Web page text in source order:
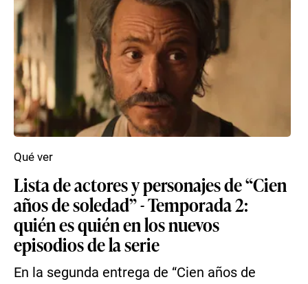
Lista de actores y personajes de “Cien
años de soledad” - Temporada 2:
quién es quién en los nuevos
episodios de la serie
En la segunda entrega de “Cien años de
Qué ver